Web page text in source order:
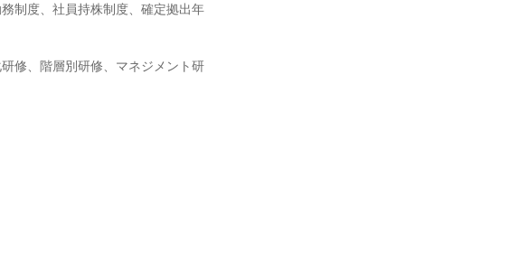
制度、社員持株制度、確定拠出年
修、階層別研修、マネジメント研